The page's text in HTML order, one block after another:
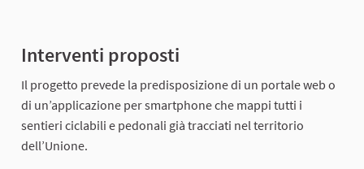
Interventi proposti
Il progetto prevede la predisposizione di un portale web o
di un’applicazione per smartphone che mappi tutti i
sentieri ciclabili e pedonali già tracciati nel territorio
dell’Unione.